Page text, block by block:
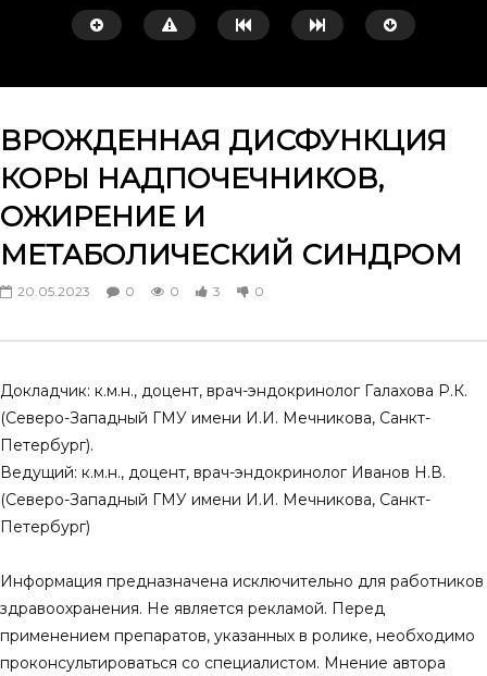
Смотреть потом
Врожденная дисфункция коры
надпочечников — инновационные
ANR.SCIENCE
эндокринолога
0
0 7 0
ВРОЖДЕННАЯ ДИСФУНКЦИЯ
КОРЫ НАДПОЧЕЧНИКОВ,
ОЖИРЕНИЕ И
МЕТАБОЛИЧЕСКИЙ СИНДРОМ
20.05.2023 0 0 3 0
Докладчик: к.м.н., доцент, врач-эндокринолог Галахова Р.К.
(Северо-Западный ГМУ имени И.И. Мечникова, Санкт-
Петербург).
Ведущий: к.м.н., доцент, врач-эндокринолог Иванов Н.В.
(Северо-Западный ГМУ имени И.И. Мечникова, Санкт-
Петербург)
Информация предназначена исключительно для работников
здравоохранения. Не является рекламой. Перед
применением препаратов, указанных в ролике, необходимо
проконсультироваться со специалистом. Мнение автора